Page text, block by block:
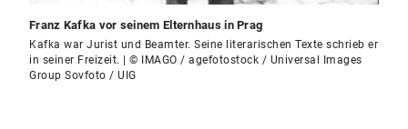
Franz Kafka vor seinem Elternhaus in Prag
Kafka war Jurist und Beamter. Seine literarischen Texte schrieb er
in seiner Freizeit. | © IMAGO / agefotostock / Universal Images
Group Sovfoto / UIG